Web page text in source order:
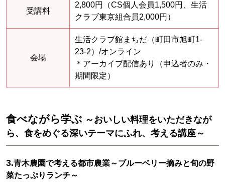
受講料
2,800円（CS個人会員1,500円、生活
クラブ東京組合員2,000円）
会場
生活クラブ館まちだ（町田市旭町1-
23-2）/オンライン
＊アーカイブ配信あり（申込者のみ・
期間限定）
食べながら学ぶ ～おいしい料理をいただきなが
ら、食をめぐる深いテーマにふれ、考える講座～
3.青木農園で考える都市農業～ブルーベリー摘みと旬の野
菜たっぷりランチ～